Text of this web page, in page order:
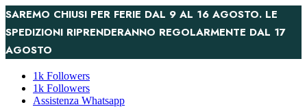
SAREMO CHIUSI PER FERIE DAL 9 AL 16 AGOSTO. LE
SPEDIZIONI RIPRENDERANNO REGOLARMENTE DAL 17
AGOSTO
1k Followers
1k Followers
Assistenza Whatsapp